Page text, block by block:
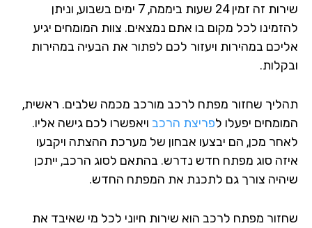
שירות זה זמין 24 שעות ביממה, 7 ימים בשבוע, וניתן
לכל מקום בו אתם נמצאים. צוות המומחים יגיע
במהירות ויעזור לכם לפתור את הבעיה במהירות
שחזור מפתח לרכב מורכב מכמה שלבים. ראשית,
יפעלו לפריצת הרכבויאפשרו לכם גישה אליו.
מכן, הם יבצעו אבחון של מערכת ההצתה ויקבעו
סוג מפתח חדש נדרש. בהתאם לסוג הרכב, ייתכן
צורך גם לתכנת את המפתח החדש.
מפתח לרכב הוא שירות חיוני לכל מי שאיבד את